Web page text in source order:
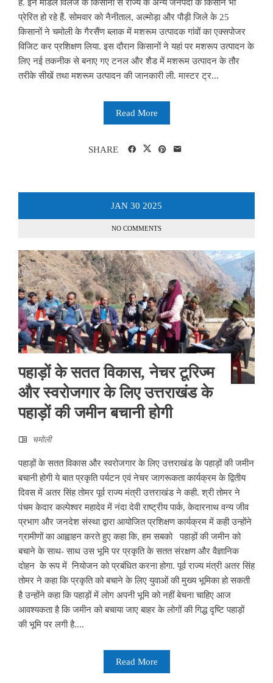
है. इन मॉडल विलेज के किसानों से राज्य के अन्य जनपदों के किसान भी
प्रेरित हो रहे हैं. सोमवार को नैनीताल, अल्मोड़ा और पौड़ी जिले के 25
किसानों ने चमोली के गैरसैंण ब्लाक में मशरूम उत्पादक गांवों का एक्सपोजर
विजिट कर प्रशिक्षण लिया. इस दौरान किसानों ने यहां पर मशरूप उत्पादन के
लिए नई तकनीक से बनाए गए टनल और शैड में मशरूम उत्पादन के तौर
तरीके सीखें तथा मशरूम उत्पादन की जानकारी ली. मास्टर ट्र...
Read More
SHARE
JAN 30 2025
NO COMMENTS
पहाड़ों के सतत विकास, नेचर टूरिज्म
और स्वरोजगार के लिए उत्तराखंड के
पहाड़ों की जमीन बचानी होगी
चमोली
पहाड़ों के सतत विकास और स्वरोजगार के लिए उत्तराखंड के पहाड़ों की जमीन
बचानी होगी ये बात प्रकृति पर्यटन एवं नेचर जागरूकता कार्यक्रम के द्वितीय
दिवस में अतर सिंह तोमर पूर्व राज्य मंत्री उत्तराखंड ने कही. श्री तोमर ने
पंचम केदार कल्पेश्वर महादेव में नंदा देवी राष्ट्रीय पार्क, केदारनाथ वन्य जीव
प्रभाग और जनदेश संस्था द्वारा आयोजित प्रशिक्षण कार्यक्रम में कही उन्होंने
ग्रामीणों का आह्वाहन करते हुए कहा कि, हम सबको पहाड़ों की जमीन को
बचाने के साथ- साथ उस भूमि पर प्रकृति के सतत संरक्षण और वैज्ञानिक
दोहन के रूप में नियोजन को प्रबंधित करना होगा. पूर्व राज्य मंत्री अतर सिंह
तोमर ने कहा कि प्रकृति को बचाने के लिए युवाओं की मुख्य भूमिका हो सकती
है उन्होंने कहा कि पहाड़ों में लोग अपनी भूमि को नहीं बेचना चाहिए आज
आवश्यकता है कि जमीन को बचाया जाए बाहर के लोगों की गिद्ध दृष्टि पहाड़ों
की भूमि पर लगी है....
Read More